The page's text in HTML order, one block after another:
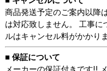
商品発送予定のご案内以降
は対応致しません。 工事に
ルはキャンセル料がかかりま
■ 保証について
メーカーの保証付きです!!